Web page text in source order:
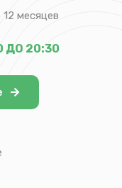
месяцев
ДО 20:30